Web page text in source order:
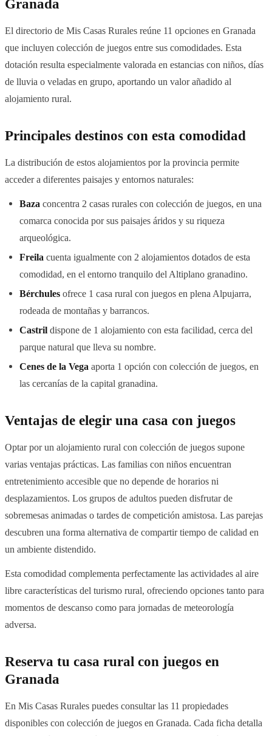
Granada
El directorio de Mis Casas Rurales reúne 11 opciones en Granada
que incluyen colección de juegos entre sus comodidades. Esta
dotación resulta especialmente valorada en estancias con niños, días
de lluvia o veladas en grupo, aportando un valor añadido al
alojamiento rural.
Principales destinos con esta comodidad
La distribución de estos alojamientos por la provincia permite
acceder a diferentes paisajes y entornos naturales:
Baza concentra 2 casas rurales con colección de juegos, en una
comarca conocida por sus paisajes áridos y su riqueza
arqueológica.
Freila cuenta igualmente con 2 alojamientos dotados de esta
comodidad, en el entorno tranquilo del Altiplano granadino.
Bérchules ofrece 1 casa rural con juegos en plena Alpujarra,
rodeada de montañas y barrancos.
Castril dispone de 1 alojamiento con esta facilidad, cerca del
parque natural que lleva su nombre.
Cenes de la Vega aporta 1 opción con colección de juegos, en
las cercanías de la capital granadina.
Ventajas de elegir una casa con juegos
Optar por un alojamiento rural con colección de juegos supone
varias ventajas prácticas. Las familias con niños encuentran
entretenimiento accesible que no depende de horarios ni
desplazamientos. Los grupos de adultos pueden disfrutar de
sobremesas animadas o tardes de competición amistosa. Las parejas
descubren una forma alternativa de compartir tiempo de calidad en
un ambiente distendido.
Esta comodidad complementa perfectamente las actividades al aire
libre características del turismo rural, ofreciendo opciones tanto para
momentos de descanso como para jornadas de meteorología
adversa.
Reserva tu casa rural con juegos en
Granada
En Mis Casas Rurales puedes consultar las 11 propiedades
disponibles con colección de juegos en Granada. Cada ficha detalla